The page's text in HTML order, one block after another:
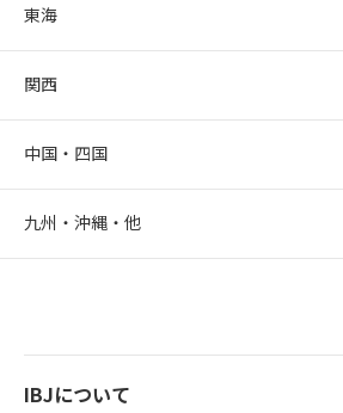
東海
関西
中国・四国
九州・沖縄・他
IBJについて